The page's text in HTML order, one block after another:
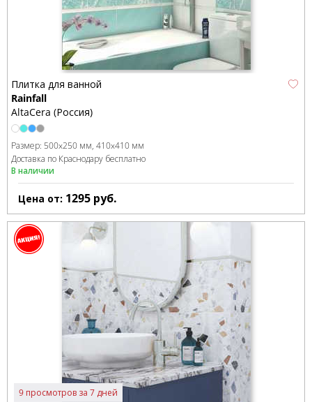
Плитка для ванной
Rainfall
AltaCera (Россия)
Размер: 500x250 мм 410x410 мм
Доставка по Краснодару бесплатно
В наличии
Цена от: 1295 руб.
9 просмотров за 7 дней